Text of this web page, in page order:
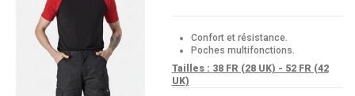
Confort et résistance.
Poches multifonctions.
Tailles : 38 FR (28 UK) - 52 FR (42
UK)